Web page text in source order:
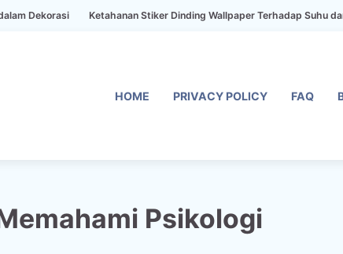
Ketahanan Stiker Dinding Wallpaper Terhadap Suhu dan
HOME PRIVACY POLICY FAQ
Psikologi